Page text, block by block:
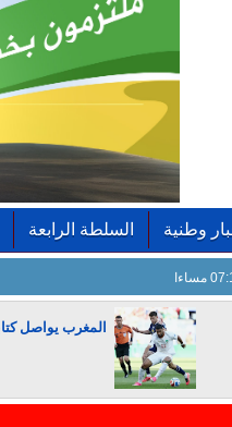
وطنية السلطة الرابعة
المغرب يواصل